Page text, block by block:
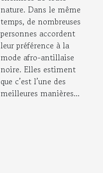
nature. Dans le même
temps, de nombreuses
personnes accordent
leur préférence à la
mode afro-antillaise
noire. Elles estiment
que c’est l’une des
meilleures manières...